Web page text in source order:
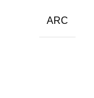
ARC